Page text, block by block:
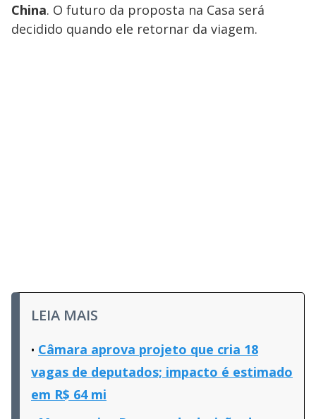
China. O futuro da proposta na Casa será
decidido quando ele retornar da viagem.
LEIA MAIS
Câmara aprova projeto que cria 18
vagas de deputados; impacto é estimado
em R$ 64 mi